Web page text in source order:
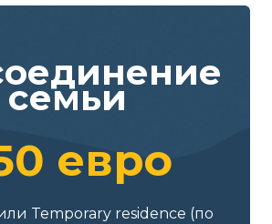
семьи
евро
Temporary residence (по